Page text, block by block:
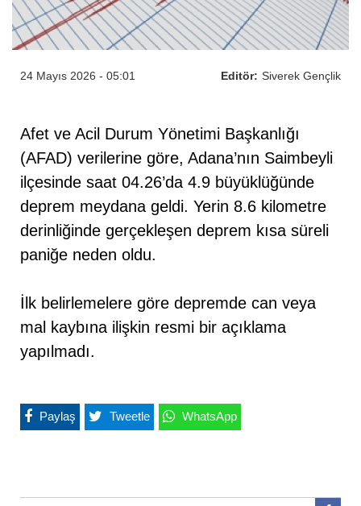
Editör: Siverek Gençlik
24 Mayıs 2026 - 05:01
Afet ve Acil Durum Yönetimi Başkanlığı
(AFAD) verilerine göre, Adana’nın Saimbeyli
ilçesinde saat 04.26’da 4.9 büyüklüğünde
deprem meydana geldi. Yerin 8.6 kilometre
derinliğinde gerçekleşen deprem kısa süreli
paniğe neden oldu.
İlk belirlemelere göre depremde can veya
mal kaybına ilişkin resmi bir açıklama
yapılmadı.
Paylaş Tweetle WhatsApp